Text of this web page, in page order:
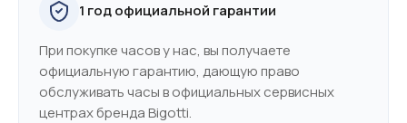
1 год официальной гарантии
При покупке часов у нас, вы получаете
официальную гарантию, дающую право
обслуживать часы в официальных сервисных
центрах бренда Bigotti.